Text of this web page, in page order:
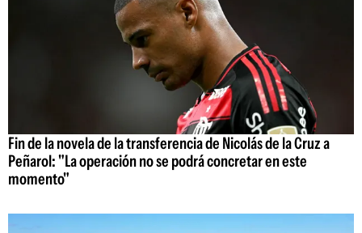
Fin de la novela de la transferencia de Nicolás de la Cruz a
Peñarol: "La operación no se podrá concretar en este
momento"